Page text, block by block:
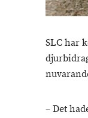
SLC har
– Det